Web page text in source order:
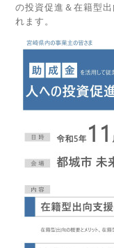
の投資促進＆在籍型
れます。